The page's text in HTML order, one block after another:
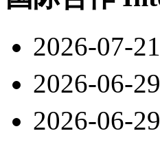
2026-07-21
2026-06-29
2026-06-29